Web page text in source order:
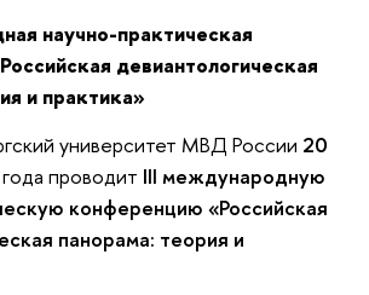
научно-практическая
девиантологическая
и практика»
университет МВД России 20
года проводит III международную
конференцию «Российская
панорама: теория и